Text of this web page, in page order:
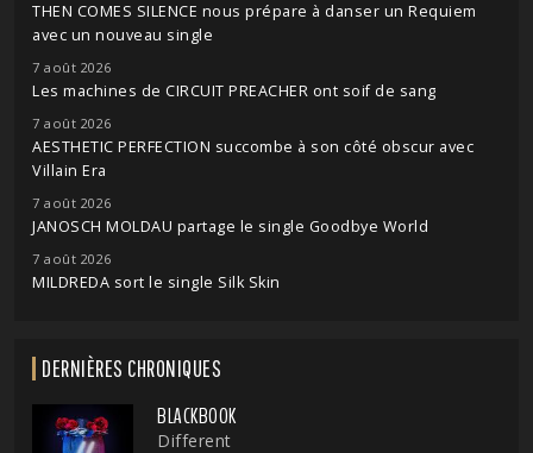
THEN COMES SILENCE nous prépare à danser un Requiem
avec un nouveau single
7 août 2026
Les machines de CIRCUIT PREACHER ont soif de sang
7 août 2026
AESTHETIC PERFECTION succombe à son côté obscur avec
Villain Era
7 août 2026
JANOSCH MOLDAU partage le single Goodbye World
7 août 2026
MILDREDA sort le single Silk Skin
DERNIÈRES CHRONIQUES
BLACKBOOK
Different